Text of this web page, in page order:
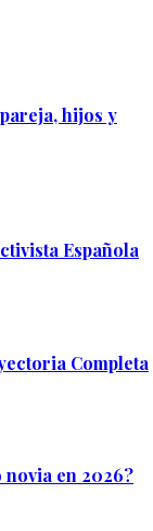
hijos y
Española
Completa
novia en 2026?